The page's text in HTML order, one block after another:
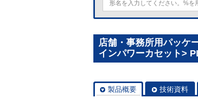
店舗・事務所用パッケ
インパワーカセット>
製品概要 技術資料